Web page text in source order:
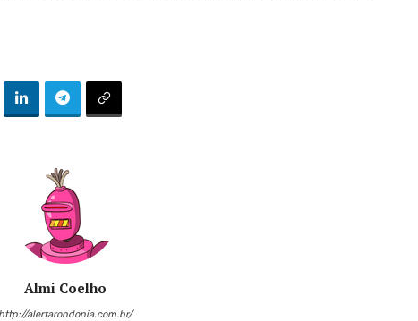
Almi Coelho
http://alertarondonia.com.br/